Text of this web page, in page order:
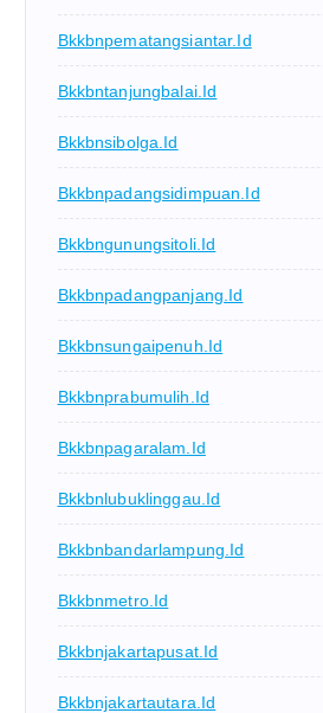
Bkkbnpematangsiantar.id
Bkkbntanjungbalai.id
Bkkbnsibolga.id
Bkkbnpadangsidimpuan.id
Bkkbngunungsitoli.id
Bkkbnpadangpanjang.id
Bkkbnsungaipenuh.id
Bkkbnprabumulih.id
Bkkbnpagaralam.id
Bkkbnlubuklinggau.id
Bkkbnbandarlampung.id
Bkkbnmetro.id
Bkkbnjakartapusat.id
Bkkbnjakartautara.id